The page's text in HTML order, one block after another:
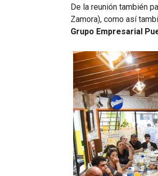
De la reunión también
Zamora), como así
Grupo Empresarial